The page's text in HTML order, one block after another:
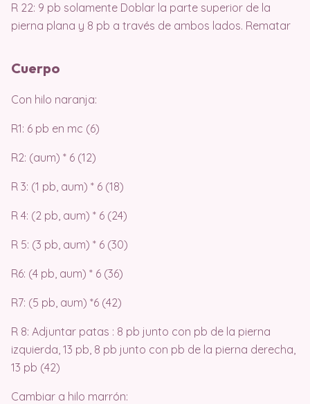
R 22: 9 pb solamente Doblar la parte superior de la
pierna plana y 8 pb a través de ambos lados. Rematar
Cuerpo
Con hilo naranja:
R1: 6 pb en mc (6)
R2: (aum) * 6 (12)
R 3: (1 pb, aum) * 6 (18)
R 4: (2 pb, aum) * 6 (24)
R 5: (3 pb, aum) * 6 (30)
R6: (4 pb, aum) * 6 (36)
R7: (5 pb, aum) *6 (42)
R 8: Adjuntar patas : 8 pb junto con pb de la pierna
izquierda, 13 pb, 8 pb junto con pb de la pierna derecha,
13 pb (42)
Cambiar a hilo marrón: